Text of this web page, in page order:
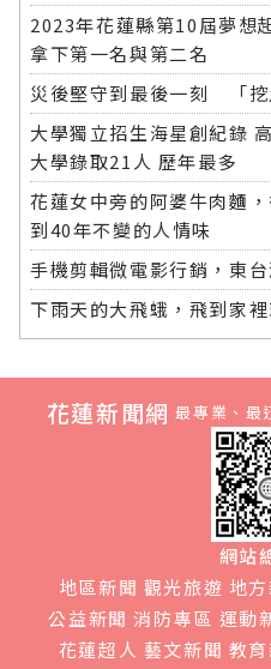
2023年花蓮縣第10屆夢想
拿下第一名與第二名
災後堅守到最後一刻 「挖
大學獨立招生海星創紀錄
大學錄取21人 歷年最多
花蓮女中旁的阿婆牛肉麵
到40年不變的人情味
手機剪輯微電影行銷，東
下雨天的大飛蛾，飛到家
花蓮新聞網 最專業、最
網站
地區新聞 觀光旅遊 地
公益新聞 消防專區 運動
花蓮超人 藝文新聞 教